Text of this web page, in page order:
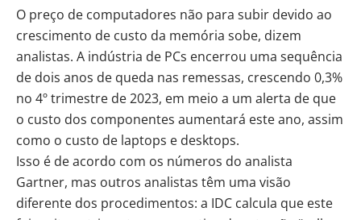
O preço de computadores não para subir devido ao
crescimento de custo da memória sobe, dizem
analistas. A indústria de PCs encerrou uma sequência
de dois anos de queda nas remessas, crescendo 0,3%
no 4º trimestre de 2023, em meio a um alerta de que
o custo dos componentes aumentará este ano, assim
como o custo de laptops e desktops.
Isso é de acordo com os números do analista
Gartner, mas outros analistas têm uma visão
diferente dos procedimentos: a IDC calcula que este